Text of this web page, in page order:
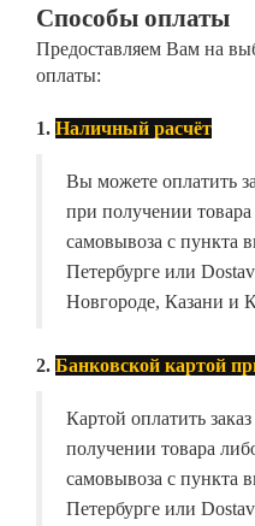
Способы оплаты
Предоставляем Вам на
оплаты:
1. Наличный расчёт
Вы можете оплатить
при получении
самовывоза с пункта
Петербурге или
Новгороде, Казани и
2. Банковской картой
Картой оплатить
получении товара
самовывоза с пункта
Петербурге или